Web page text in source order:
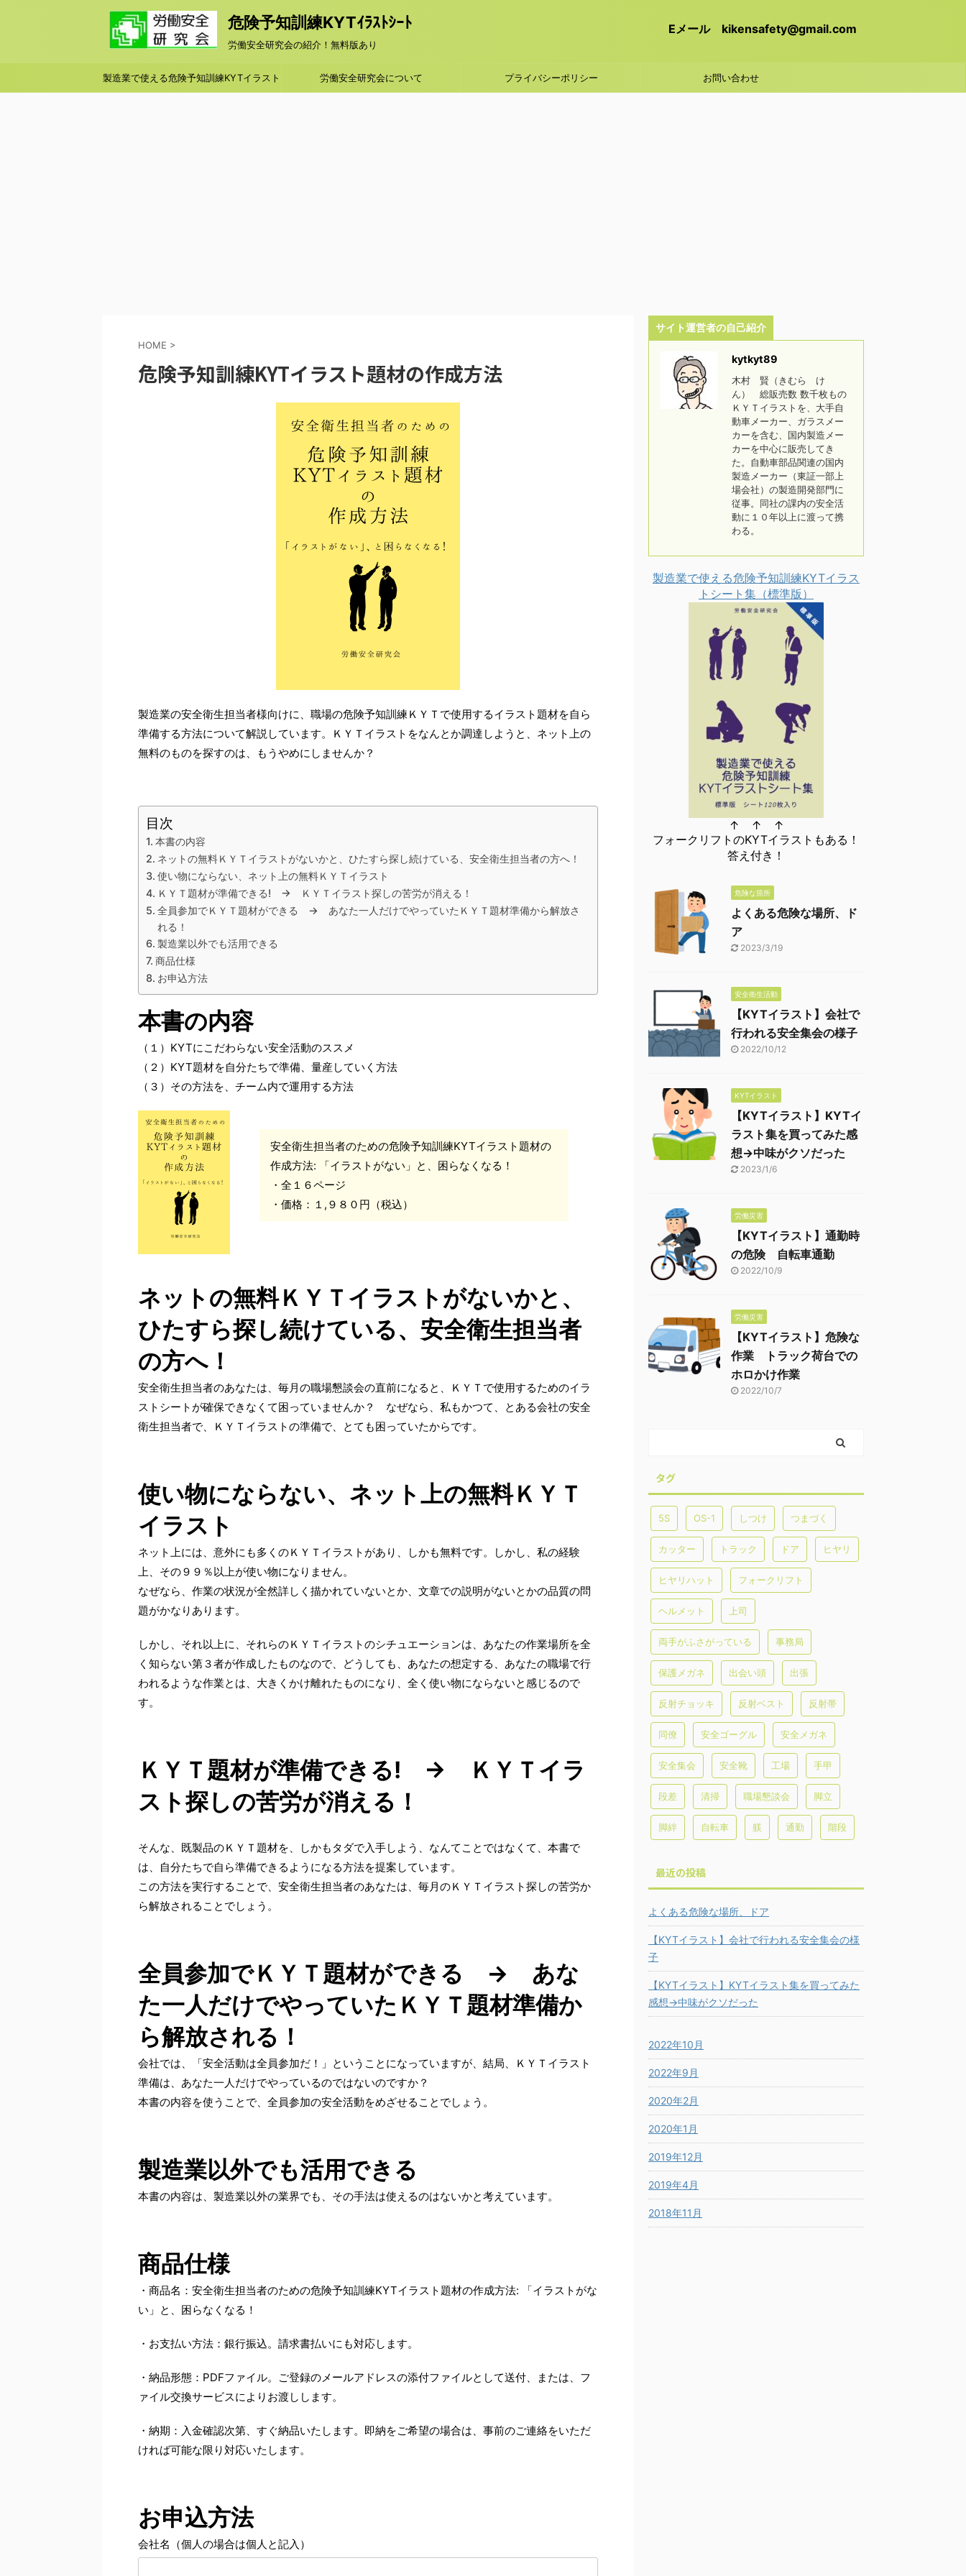
危険予知訓練KYTｲﾗｽﾄｼｰﾄ
労働安全研究会の紹介！無料版あり
Eメール kikensafety@gmail.com
製造業で使える危険予知訓練KYTイラスト 労働安全研究会について プライバシーポリシー お問い合わせ
HOME >
危険予知訓練KYTイラスト題材の作成方法
製造業の安全衛生担当者様向けに、職場の危険予知訓練ＫＹＴで使用するイラスト題材を自ら
準備する方法について解説しています。ＫＹＴイラストをなんとか調達しようと、ネット上の
無料のものを探すのは、もうやめにしませんか？
目次
本書の内容
ネットの無料ＫＹＴイラストがないかと、ひたすら探し続けている、安全衛生担当者の方へ！
使い物にならない、ネット上の無料ＫＹＴイラスト
ＫＹＴ題材が準備できる! → ＫＹＴイラスト探しの苦労が消える！
全員参加でＫＹＴ題材ができる → あなた一人だけでやっていたＫＹＴ題材準備から解放さ
れる！
製造業以外でも活用できる
商品仕様
お申込方法
本書の内容
（１）KYTにこだわらない安全活動のススメ
（２）KYT題材を自分たちで準備、量産していく方法
（３）その方法を、チーム内で運用する方法
安全衛生担当者のための危険予知訓練KYTイラスト題材の
作成方法: 「イラストがない」と、困らなくなる！
・全１６ページ
・価格：１,９８０円（税込）
ネットの無料ＫＹＴイラストがないかと、
ひたすら探し続けている、安全衛生担当者
の方へ！
安全衛生担当者のあなたは、毎月の職場懇談会の直前になると、ＫＹＴで使用するためのイラ
ストシートが確保できなくて困っていませんか？ なぜなら、私もかつて、とある会社の安全
衛生担当者で、ＫＹＴイラストの準備で、とても困っていたからです。
使い物にならない、ネット上の無料ＫＹＴ
イラスト
ネット上には、意外にも多くのＫＹＴイラストがあり、しかも無料です。しかし、私の経験
上、その９９％以上が使い物になりません。
なぜなら、作業の状況が全然詳しく描かれていないとか、文章での説明がないとかの品質の問
題がかなりあります。
しかし、それ以上に、それらのＫＹＴイラストのシチュエーションは、あなたの作業場所を全
く知らない第３者が作成したものなので、どうしても、あなたの想定する、あなたの職場で行
われるような作業とは、大きくかけ離れたものになり、全く使い物にならないと感じるので
す。
ＫＹＴ題材が準備できる! → ＫＹＴイラ
スト探しの苦労が消える！
そんな、既製品のＫＹＴ題材を、しかもタダで入手しよう、なんてことではなくて、本書で
は、自分たちで自ら準備できるようになる方法を提案しています。
この方法を実行することで、安全衛生担当者のあなたは、毎月のＫＹＴイラスト探しの苦労か
ら解放されることでしょう。
全員参加でＫＹＴ題材ができる → あな
た一人だけでやっていたＫＹＴ題材準備か
ら解放される！
会社では、「安全活動は全員参加だ！」ということになっていますが、結局、ＫＹＴイラスト
準備は、あなた一人だけでやっているのではないのですか？
本書の内容を使うことで、全員参加の安全活動をめざせることでしょう。
製造業以外でも活用できる
本書の内容は、製造業以外の業界でも、その手法は使えるのはないかと考えています。
商品仕様
・商品名：安全衛生担当者のための危険予知訓練KYTイラスト題材の作成方法: 「イラストがな
い」と、困らなくなる！
・お支払い方法：銀行振込。請求書払いにも対応します。
・納品形態：PDFファイル。ご登録のメールアドレスの添付ファイルとして送付、または、フ
ァイル交換サービスによりお渡しします。
・納期：入金確認次第、すぐ納品いたします。即納をご希望の場合は、事前のご連絡をいただ
ければ可能な限り対応いたします。
お申込方法
会社名（個人の場合は個人と記入）
サイト運営者の自己紹介
kytkyt89
木村 賢（きむら け
ん） 総販売数 数千枚もの
ＫＹＴイラストを、大手自
動車メーカー、ガラスメー
カーを含む、国内製造メー
カーを中心に販売してき
た。自動車部品関連の国内
製造メーカー（東証一部上
場会社）の製造開発部門に
従事。同社の課内の安全活
動に１０年以上に渡って携
わる。
製造業で使える危険予知訓練KYTイラス
トシート集（標準版）
↑ ↑ ↑
フォークリフトのKYTイラストもある！
答え付き！
危険な箇所
よくある危険な場所、ド
ア
2023/3/19
安全衛生活動
【KYTイラスト】会社で
行われる安全集会の様子
2022/10/12
KYTイラスト
【KYTイラスト】KYTイ
ラスト集を買ってみた感
想→中味がクソだった
2023/1/6
労働災害
【KYTイラスト】通勤時
の危険 自転車通勤
2022/10/9
労働災害
【KYTイラスト】危険な
作業 トラック荷台での
ホロかけ作業
2022/10/7
タグ
5S OS-1 しつけ つまづく
カッター トラック ドア ヒヤリ
ヒヤリハット フォークリフト
ヘルメット 上司
両手がふさがっている 事務局
保護メガネ 出会い頭 出張
反射チョッキ 反射ベスト 反射帯
同僚 安全ゴーグル 安全メガネ
安全集会 安全靴 工場 手甲
段差 清掃 職場懇談会 脚立
脚絆 自転車 躾 通勤 階段
最近の投稿
よくある危険な場所、ドア
【KYTイラスト】会社で行われる安全集会の様
子
【KYTイラスト】KYTイラスト集を買ってみた
感想→中味がクソだった
2022年10月
2022年9月
2020年2月
2020年1月
2019年12月
2019年4月
2018年11月